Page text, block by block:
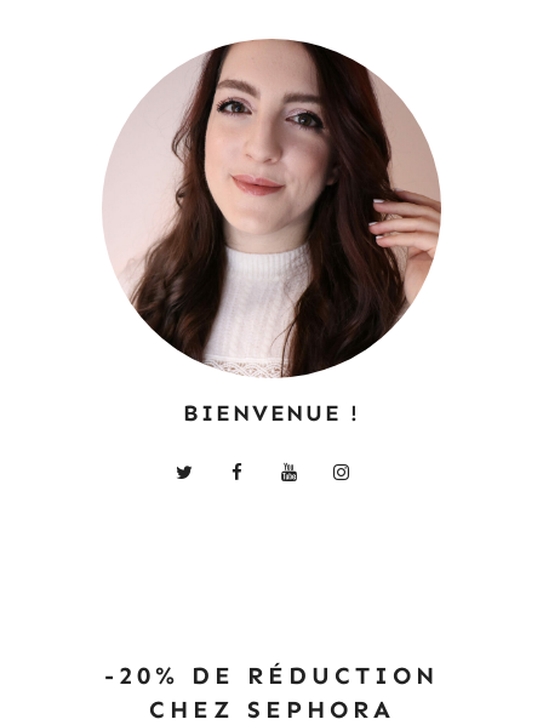
BIENVENUE !
-20% DE RÉDUCTION
CHEZ SEPHORA